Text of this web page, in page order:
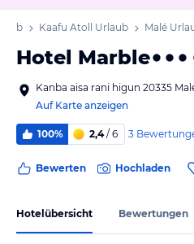
Kaafu Atoll Urlaub Malé
Hotel Marble
Kanba aisa rani higun 20335
Auf Karte anzeigen
100% 2,4/ 6 3
Bewerten Hochladen
Hotelübersicht Bewertungen